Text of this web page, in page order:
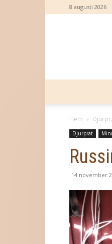
8 augusti 2026
Hem
Djurprat
14 november